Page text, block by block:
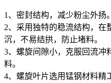
1、密封结构，减少粉尘外扬。
2、采用独特的稳流结构，在
沉，不易结拱，防止堵料。
3、螺旋间隙小，克服回流冲
料。
4、螺旋叶片选用锰钢材料精